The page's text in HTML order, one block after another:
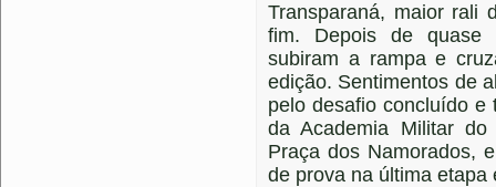
Transparaná, maior rali
fim. Depois de quase
subiram a rampa e
edição. Sentimentos de
pelo desafio concluído e
da Academia Militar
Praça dos Namorados,
de prova na última etapa